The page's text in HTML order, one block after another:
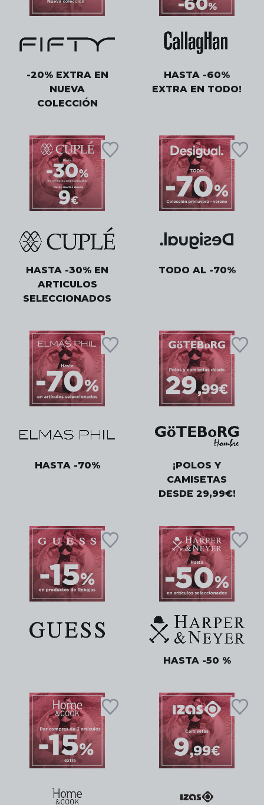
-20% EXTRA EN
NUEVA
COLECCIÓN
HASTA -60%
EXTRA EN TODO!
HASTA -30% EN
ARTICULOS
SELECCIONADOS
TODO AL -70%
HASTA -70%
¡POLOS Y
CAMISETAS
DESDE 29,99€!
HASTA -50 %